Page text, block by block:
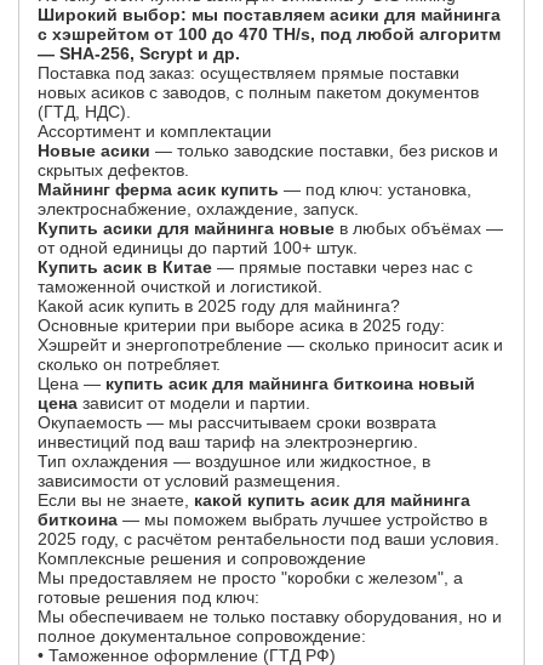
Широкий выбор: мы поставляем асики для майнинга
с хэшрейтом от 100 до 470 TH/s, под любой алгоритм
— SHA-256, Scrypt и др.
Поставка под заказ: осуществляем прямые поставки
новых асиков с заводов, с полным пакетом документов
(ГТД, НДС).
Ассортимент и комплектации
Новые асики — только заводские поставки, без рисков и
скрытых дефектов.
Майнинг ферма асик купить — под ключ: установка,
электроснабжение, охлаждение, запуск.
Купить асики для майнинга новые в любых объёмах —
от одной единицы до партий 100+ штук.
Купить асик в Китае — прямые поставки через нас с
таможенной очисткой и логистикой.
Какой асик купить в 2025 году для майнинга?
Основные критерии при выборе асика в 2025 году:
Хэшрейт и энергопотребление — сколько приносит асик и
сколько он потребляет.
Цена — купить асик для майнинга биткоина новый
цена зависит от модели и партии.
Окупаемость — мы рассчитываем сроки возврата
инвестиций под ваш тариф на электроэнергию.
Тип охлаждения — воздушное или жидкостное, в
зависимости от условий размещения.
Если вы не знаете, какой купить асик для майнинга
биткоина — мы поможем выбрать лучшее устройство в
2025 году, с расчётом рентабельности под ваши условия.
Комплексные решения и сопровождение
Мы предоставляем не просто "коробки с железом", а
готовые решения под ключ:
Мы обеспечиваем не только поставку оборудования, но и
полное документальное сопровождение:
• Таможенное оформление (ГТД РФ)